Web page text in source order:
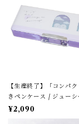
【生産終了】「コンパ
きペンケース / ジューシ
エナガ」窓から覗くシマ
ち / カミオジャパン＊
¥2,090